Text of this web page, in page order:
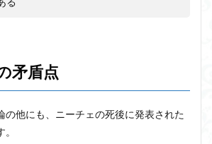
矛盾点
の他にも、ニーチェの死後に発表された